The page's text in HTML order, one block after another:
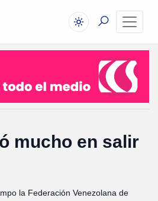
mucho en salir
la Federación Venezolana de